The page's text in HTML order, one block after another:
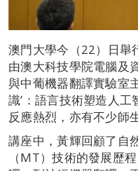
澳門大學今（22）日舉
由澳大科技學院電腦及
與中葡機器翻譯實驗室
識’：語言技術塑造人
反應熱烈，亦有不少師
講座中，黃輝回顧了自
（MT）技術的發展歷